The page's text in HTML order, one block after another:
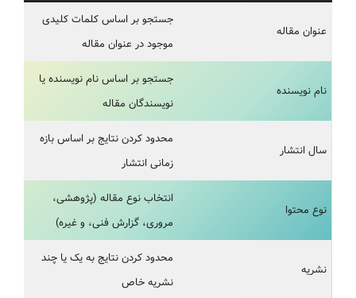
عنوان مقاله
جستجو بر اساس کلمات کلیدی
موجود در عنوان مقاله
نام نویسنده
جستجو بر اساس نام نویسنده یا
نویسندگان مقاله
سال انتشار
محدود کردن نتایج بر اساس بازه
زمانی انتشار
نوع محتوا
انتخاب نوع مقاله (پژوهشی،
مروری، گزارش فنی، و غیره)
نشریه
محدود کردن نتایج به یک یا چند
نشریه خاص